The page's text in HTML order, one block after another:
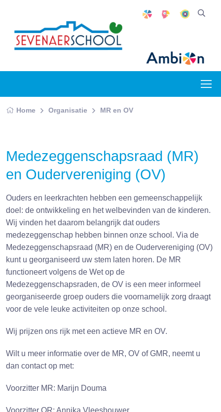
Home Organisatie MR en OV
Medezeggenschapsraad (MR)
en Oudervereniging (OV)
Ouders en leerkrachten hebben een gemeenschappelijk
doel: de ontwikkeling en het welbevinden van de kinderen.
Wij vinden het daarom belangrijk dat ouders
medezeggenschap hebben binnen onze school. Via de
Medezeggenschapsraad (MR) en de Oudervereniging (OV)
kunt u georganiseerd uw stem laten horen. De MR
functioneert volgens de Wet op de
Medezeggenschapsraden, de OV is een meer informeel
georganiseerde groep ouders die voornamelijk zorg draagt
voor de vele leuke activiteiten op onze school.
Wij prijzen ons rijk met een actieve MR en OV.
Wilt u meer informatie over de MR, OV of GMR, neemt u
dan contact op met:
Voorzitter MR: Marijn Douma
Voorzitter OR: Annika Vleeshouwer